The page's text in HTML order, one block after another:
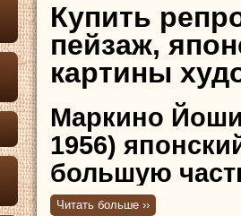
Купить
пейзаж,
картины
Маркино
1956)
большую
Лондоне.
Читать больше ››